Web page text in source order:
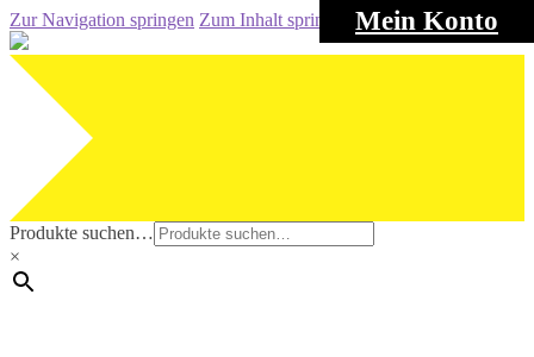
Mein Konto
Zur Navigation springen Zum Inhalt springen
Produkte suchen…
×